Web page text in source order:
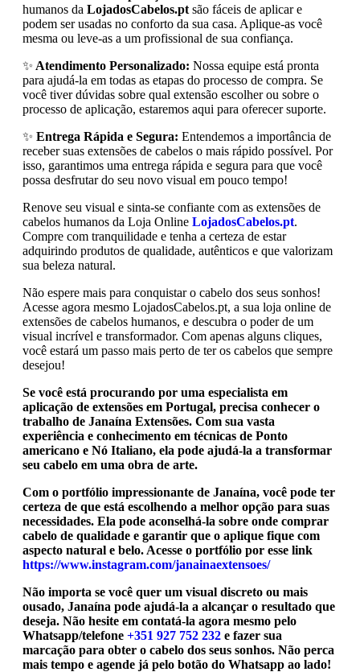
humanos da LojadosCabelos.pt são fáceis de aplicar e
podem ser usadas no conforto da sua casa. Aplique-as você
mesma ou leve-as a um profissional de sua confiança.
✨ Atendimento Personalizado: Nossa equipe está pronta
para ajudá-la em todas as etapas do processo de compra. Se
você tiver dúvidas sobre qual extensão escolher ou sobre o
processo de aplicação, estaremos aqui para oferecer suporte.
✨ Entrega Rápida e Segura: Entendemos a importância de
receber suas extensões de cabelos o mais rápido possível. Por
isso, garantimos uma entrega rápida e segura para que você
possa desfrutar do seu novo visual em pouco tempo!
Renove seu visual e sinta-se confiante com as extensões de
cabelos humanos da Loja Online LojadosCabelos.pt.
Compre com tranquilidade e tenha a certeza de estar
adquirindo produtos de qualidade, autênticos e que valorizam
sua beleza natural.
Não espere mais para conquistar o cabelo dos seus sonhos!
Acesse agora mesmo LojadosCabelos.pt, a sua loja online de
extensões de cabelos humanos, e descubra o poder de um
visual incrível e transformador. Com apenas alguns cliques,
você estará um passo mais perto de ter os cabelos que sempre
desejou!
Se você está procurando por uma especialista em
aplicação de extensões em Portugal, precisa conhecer o
trabalho de Janaína Extensões. Com sua vasta
experiência e conhecimento em técnicas de Ponto
americano e Nó Italiano, ela pode ajudá-la a transformar
seu cabelo em uma obra de arte.
Com o portfólio impressionante de Janaína, você pode ter
certeza de que está escolhendo a melhor opção para suas
necessidades. Ela pode aconselhá-la sobre onde comprar
cabelo de qualidade e garantir que o aplique fique com
aspecto natural e belo. Acesse o portfólio por esse link
https://www.instagram.com/janainaextensoes/
Não importa se você quer um visual discreto ou mais
ousado, Janaína pode ajudá-la a alcançar o resultado que
deseja. Não hesite em contatá-la agora mesmo pelo
Whatsapp/telefone +351 927 752 232 e fazer sua
marcação para obter o cabelo dos seus sonhos. Não perca
mais tempo e agende já pelo botão do Whatsapp ao lado!